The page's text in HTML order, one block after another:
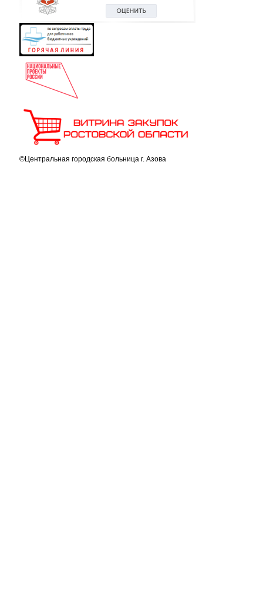
©Центральная городская больница г. Азова